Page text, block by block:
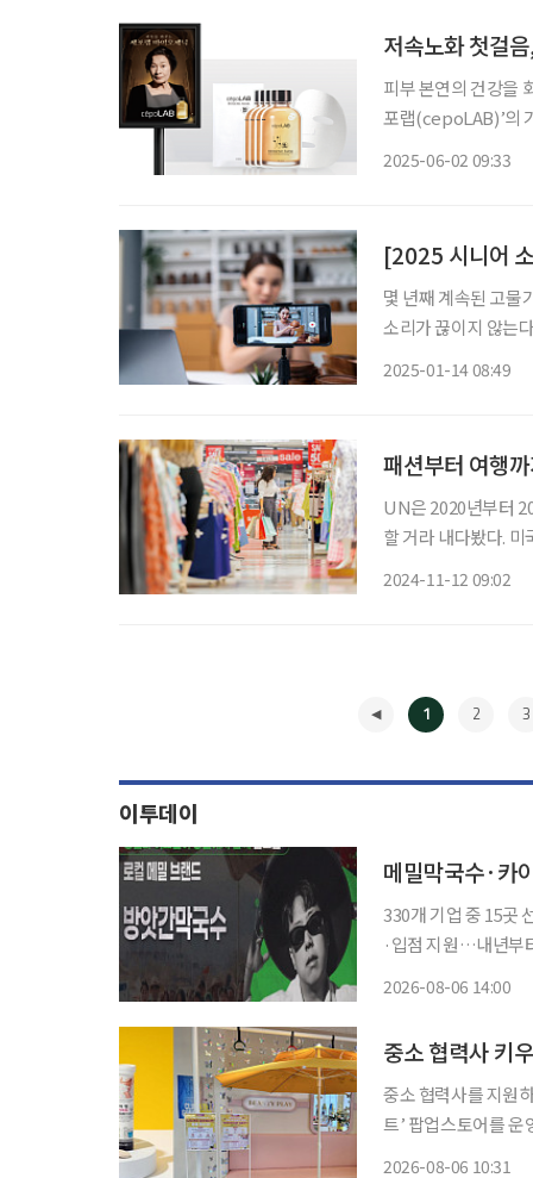
저속노화 첫걸
피부 본연의 건강을
포랩(cepoLAB)’의
2025-06-02 09:33
[2025 시니어
몇 년째 계속된 고물
소리가 끊이지 않는
2025-01-14 08:49
패션부터 여행
UN은 2020년부터
할 거라 내다봤다.
2024-11-12 09:02
1 2 3
이투데이
메밀막국수·카
330개 기업 중 15곳
·입점 지원…내년부터 최대 1억원 사업
2026-08-06 14:00
중소 협력사 키
중소 협력사를 지원
트’ 팝업스토어를 운영한다고 6일 밝혔다.
2026-08-06 10:31